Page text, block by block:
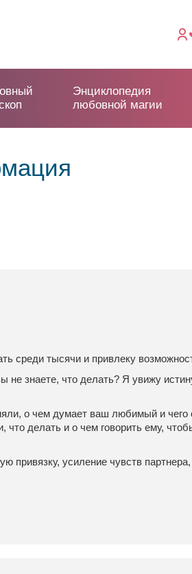
Энциклопедия
любовной магии
среди тысячи и привлеку
не знаете, что делать? Я увижу
о чем думает ваш любимый и
что делать и о чем говорить ему,
усиление чувств